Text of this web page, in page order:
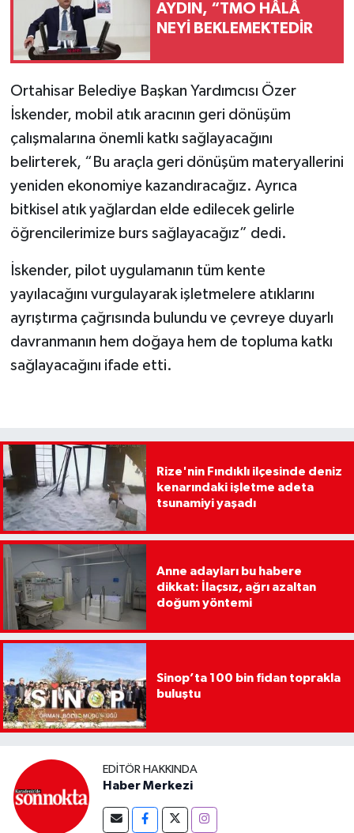
AYDIN, “TMO HÂLÂ
NEYİ BEKLEMEKTEDİR
Ortahisar Belediye Başkan Yardımcısı Özer
İskender, mobil atık aracının geri dönüşüm
çalışmalarına önemli katkı sağlayacağını
belirterek, “Bu araçla geri dönüşüm materyallerini
yeniden ekonomiye kazandıracağız. Ayrıca
bitkisel atık yağlardan elde edilecek gelirle
öğrencilerimize burs sağlayacağız” dedi.
İskender, pilot uygulamanın tüm kente
yayılacağını vurgulayarak işletmelere atıklarını
ayrıştırma çağrısında bulundu ve çevreye duyarlı
davranmanın hem doğaya hem de topluma katkı
sağlayacağını ifade etti.
Rize'nin Fındıklı ilçesinde deniz
kenarındaki işletme adeta
tsunamiyi yaşadı
Anne adayları bu habere
dikkat: İlaçsız, ağrı azaltan
doğum yöntemi
Sinop’ta 100 bin fidan toprakla
buluştu
EDITÖR HAKKINDA
Haber Merkezi